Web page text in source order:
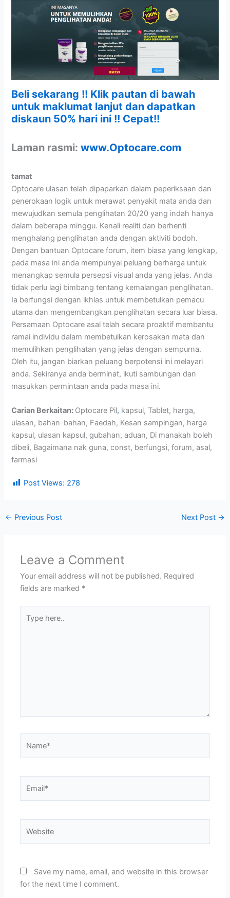
Beli sekarang !! Klik pautan di bawah
untuk maklumat lanjut dan dapatkan
diskaun 50% hari ini !! Cepat!!
Laman rasmi:www.Optocare.com
tamat
Optocare ulasan telah dipaparkan dalam peperiksaan dan
penerokaan logik untuk merawat penyakit mata anda dan
mewujudkan semula penglihatan 20/20 yang indah hanya
dalam beberapa minggu. Kenali realiti dan berhenti
menghalang penglihatan anda dengan aktiviti bodoh.
Dengan bantuan Optocare forum, item biasa yang lengkap,
pada masa ini anda mempunyai peluang berharga untuk
menangkap semula persepsi visual anda yang jelas. Anda
tidak perlu lagi bimbang tentang kemalangan penglihatan.
Ia berfungsi dengan ikhlas untuk membetulkan pemacu
utama dan mengembangkan penglihatan secara luar biasa.
Persamaan Optocare asal telah secara proaktif membantu
ramai individu dalam membetulkan kerosakan mata dan
memulihkan penglihatan yang jelas dengan sempurna.
Oleh itu, jangan biarkan peluang berpotensi ini melayari
anda. Sekiranya anda berminat, ikuti sambungan dan
masukkan permintaan anda pada masa ini.
Carian Berkaitan: Optocare Pil, kapsul, Tablet, harga,
ulasan, bahan-bahan, Faedah, Kesan sampingan, harga
kapsul, ulasan kapsul, gubahan, aduan, Di manakah boleh
dibeli, Bagaimana nak guna, const, berfungsi, forum, asal,
farmasi
Post Views: 278
← Previous Post Next Post →
Leave a Comment
Your email address will not be published. Required
fields are marked *
here..
Save my name, email, and website in this browser
for the next time I comment.